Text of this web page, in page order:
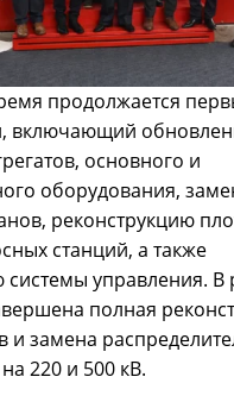
продолжается
включающий
основного и
оборудования,
реконструкцию
станций, а также
управления. В
полная
и замена
220 и 500 кВ.